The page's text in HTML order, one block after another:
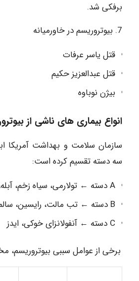
برفکی شد.
7. بیوتروریسم در خاورمیانه
قتل یاسر عرفات
قتل عبدالعزیز حکیم
بیژن نوباوه
انواع بیماری های ناشی از
سازمان سلامت و بهداشت آمریکا
سه دسته تقسیم کرده است:
A دسته ← تولارمی، سیاه زخم، آبله، بوتولینوم
B دسته ← تب مالت، رایسین، سالمونلا، تیفوس
C دسته ← آنفولانزای خوکی، ایدز
برخی از عوامل سببی بیوتروریسم،